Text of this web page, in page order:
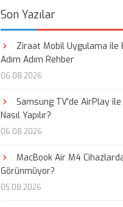
Son Yazılar
Ziraat Mobil Uygulama ile
Adım Adım Rehber
06.08.2026
Samsung TV'de AirPlay ile
Nasıl Yapılır?
06.08.2026
MacBook Air M4
Görünmüyor?
05.08.2026